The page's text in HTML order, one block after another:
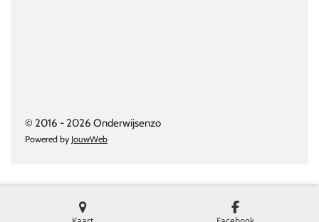
© 2016 - 2026 Onderwijsenzo
Powered by JouwWeb